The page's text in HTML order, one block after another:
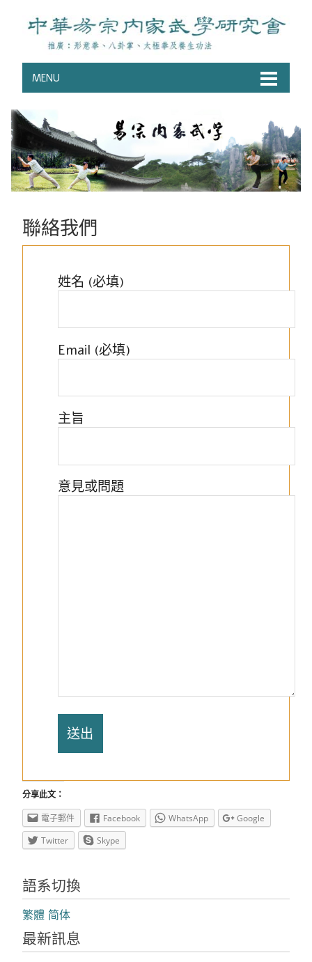
MENU
聯絡我們
姓名 (必填)
Email (必填)
主旨
意見或問題
分享此文：
電子郵件 Facebook WhatsApp
Google
Twitter
Skype
語系切換
繁體 简体
最新訊息